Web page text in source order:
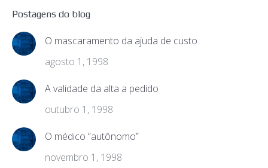
Postagens do blog
O mascaramento da ajuda de custo
agosto 1, 1998
A validade da alta a pedido
outubro 1, 1998
O médico “autônomo”
novembro 1, 1998